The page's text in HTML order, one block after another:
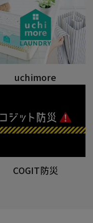
uchimore
COGIT防災